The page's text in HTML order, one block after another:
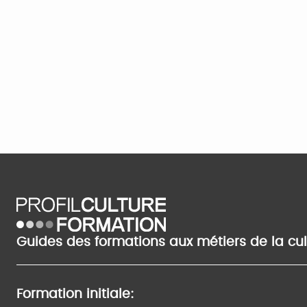
Guides des formations aux métiers de la
Formation initiale: